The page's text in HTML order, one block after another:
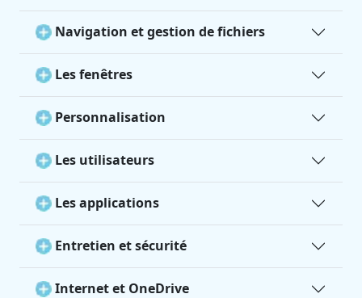
Navigation et gestion de fichiers
Les fenêtres
Personnalisation
Les utilisateurs
Les applications
Entretien et sécurité
Internet et OneDrive